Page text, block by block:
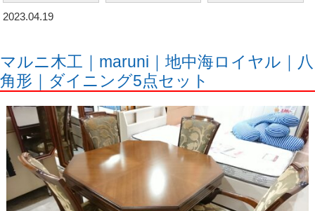
2023.04.19
マルニ木工｜maruni｜地中海ロイヤル｜八
角形｜ダイニング5点セット